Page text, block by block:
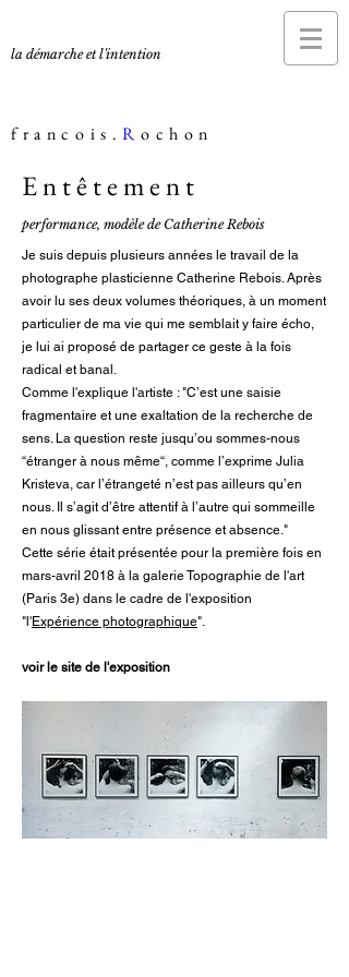
la démarche et l'intention
francois.Rochon
Entêtement
performance, modèle de Catherine Rebois
Je suis depuis plusieurs années le travail de la
photographe plasticienne Catherine Rebois. Après
avoir lu ses deux volumes théoriques, à un moment
particulier de ma vie qui me semblait y faire écho,
je lui ai proposé de partager ce geste à la fois
radical et banal.
Comme l'explique l'artiste :"C’est une saisie
fragmentaire et une exaltation de la recherche de
sens. La question reste jusqu’ou sommes-nous
“étranger à nous même“, comme l’exprime Julia
Kristeva, car l’étrangeté n’est pas ailleurs qu’en
nous. Il s’agit d’être attentif à l’autre qui sommeille
en nous glissant entre présence et absence."
Cette série était présentée pour la première fois en
mars-avril 2018 à la galerie Topographie de l'art
(Paris 3e) dans le cadre de l'exposition
"l'Expérience photographique".
voir le site de l'exposition